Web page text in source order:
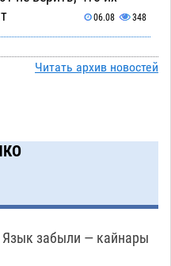
06.08 348
Банка России
06.08 258
городские
полив
после пожара в
Читать архив новостей
забыли — кайнары